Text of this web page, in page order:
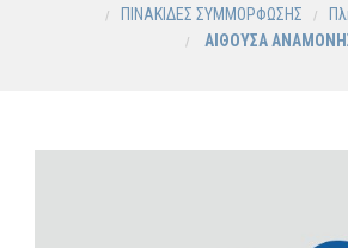
ΠΙΝΑΚΙΔΕΣ ΣΥΜΜΟΡΦΩΣΗΣ
ΑΙΘΟΥΣΑ